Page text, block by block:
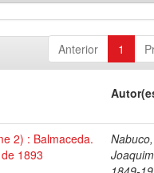
Anterior 1
2) : Balmaceda.
1893
Nabuco,